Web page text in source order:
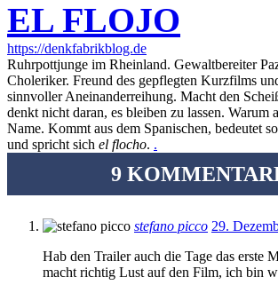
EL FLOJO
https://denkfabrikblog.de
Ruhrpottjunge im Rheinland. Gewaltbereiter
Choleriker. Freund des gepflegten Kurzfilms
sinnvoller Aneinanderreihung. Macht den
denkt nicht daran, es bleiben zu lassen. Warum
Name. Kommt aus dem Spanischen, bedeutet
und spricht sich el flocho. .
9
stefano picco 29.
Hab den Trailer auch die Tage das erste
macht richtig Lust auf den Film, ich bin